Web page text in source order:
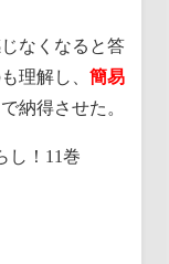
なくなると答
理解し、 簡易
納得させた。
し！11巻